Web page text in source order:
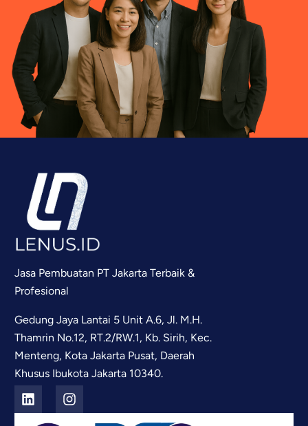
Jasa Pembuatan PT Jakarta Terbaik &
Profesional
Gedung Jaya Lantai 5 Unit A.6, Jl. M.H.
Thamrin No.12, RT.2/RW.1, Kb. Sirih, Kec.
Menteng, Kota Jakarta Pusat, Daerah
Khusus Ibukota Jakarta 10340.